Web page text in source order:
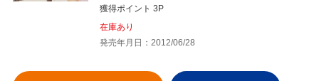
獲得ポイント 3P
在庫あり
発売年月日：2012/06/28